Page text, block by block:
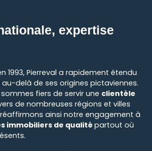
expertise
1993, Pierreval a rapidement étendu
delà de ses origines pictaviennes.
fiers de servir une clientèle
de nombreuses régions et villes
ainsi notre engagement à
immobiliers de qualité partout où